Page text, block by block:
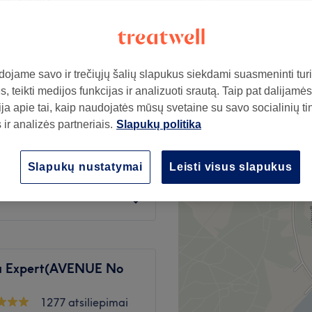
50€
60€
80€
Expert(AVENUE No
1277 atsiliepimai
savo ir trečiųjų šalių slapukus siekdami suasmeninti
teikti medijos funkcijas ir analizuoti srautą. Taip pat dalijamės
apie tai, kaip naudojatės mūsų svetaine su savo socialinių
ir analizės partneriais. Slapukų politika
Leisti visus slapukus
Slapukų nustatymai